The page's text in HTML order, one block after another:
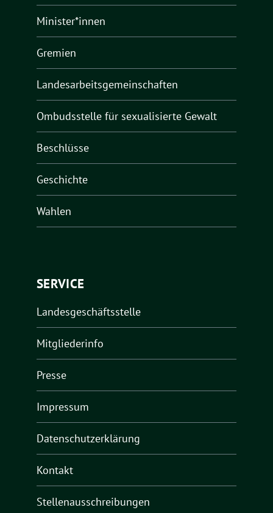
Minister*innen
Gremien
Landesarbeitsgemeinschaften
Ombudsstelle für sexualisierte Gewalt
Beschlüsse
Geschichte
Wahlen
SERVICE
Landesgeschäftsstelle
Mitgliederinfo
Presse
Impressum
Datenschutzerklärung
Kontakt
Stellenausschreibungen